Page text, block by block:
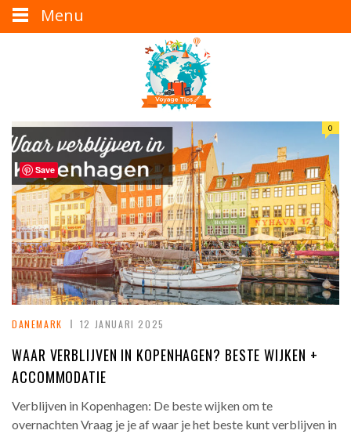
0
DANEMARK 12 JANUARI 2025
WAAR VERBLIJVEN IN KOPENHAGEN? BESTE WIJKEN +
ACCOMMODATIE
Verblijven in Kopenhagen: De beste wijken om te
overnachten Vraag je je af waar je het beste kunt verblijven in
Menu
Save